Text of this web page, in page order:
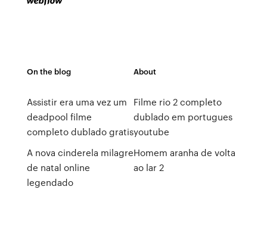
On the blog
Assistir era uma vez um
deadpool filme
completo dublado gratis
A nova cinderela milagre
de natal online
legendado
About
Filme rio 2 completo
dublado em portugues
youtube
Homem aranha de volta
ao lar 2